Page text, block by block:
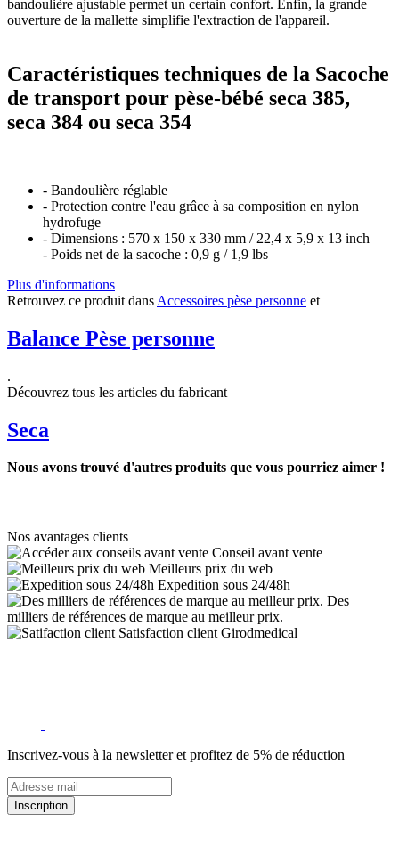
bandoulière ajustable permet un certain confort. Enfin, la grande
ouverture de la mallette simplifie l'extraction de l'appareil.
Caractéristiques techniques de la Sacoche
de transport pour pèse-bébé seca 385,
seca 384 ou seca 354
- Bandoulière réglable
- Protection contre l'eau grâce à sa composition en nylon
hydrofuge
- Dimensions : 570 x 150 x 330 mm / 22,4 x 5,9 x 13 inch
- Poids net de la sacoche : 0,9 g / 1,9 lbs
Plus d'informations
Retrouvez ce produit dans Accessoires pèse personne et
Balance Pèse personne
.
Découvrez tous les articles du fabricant
Seca
Nous avons trouvé d'autres produits que vous pourriez aimer !
Nos avantages clients
Conseil avant vente
Meilleurs prix du web
Expedition sous 24/48h
Des
milliers de références de marque au meilleur prix.
Satisfaction client Girodmedical
Inscrivez-vous à la newsletter et profitez de 5% de réduction
Inscription